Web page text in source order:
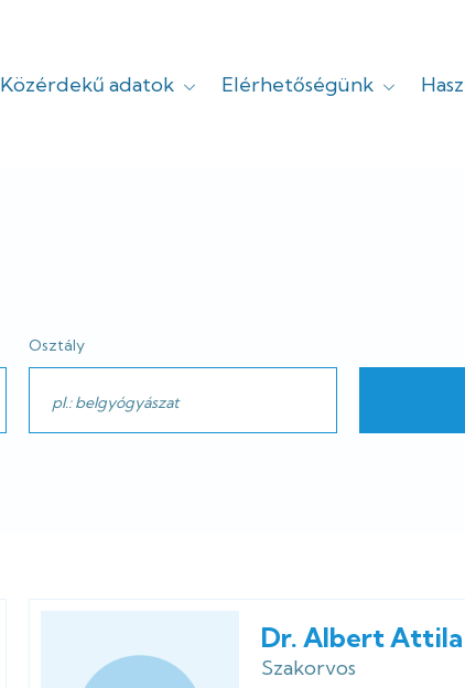
Közérdekű adatok Elérhetőségünk
Osztály
Dr. Albert Attila
Szakorvos